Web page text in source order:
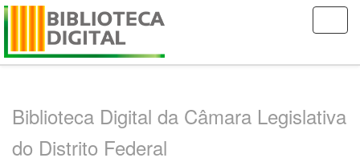
Skip
Biblioteca Digital da Câmara Legislativa
do Distrito Federal